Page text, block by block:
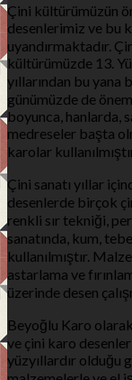
Çini kültürümüzün
desenlerimiz ve bu
uyandırmaktadır.
kültürümüzde 13.
yıllarından bu yana
günümüzde de
boyunca, hanlarda,
medreseler başta
karolar
Çini sanatı yıllar
desenlerde birçok
renkli sır tekniği,
sanatında, kum,
kullanılmıştır.
astarlama ve
üzerinde desen
Beyoğlu Karo
ve çini karo
yüzyıllardır olduğu